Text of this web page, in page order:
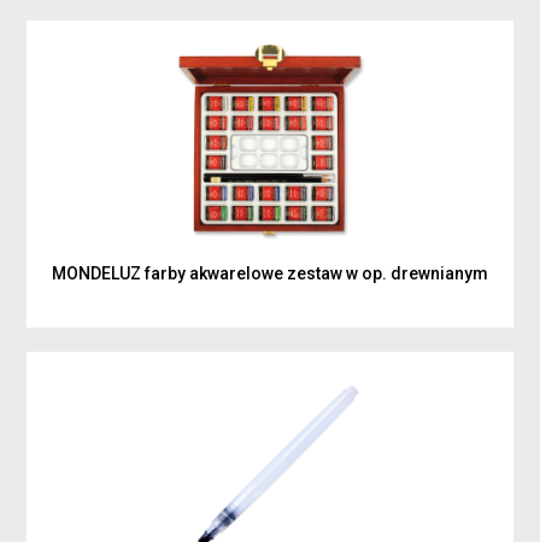
Inspiracje dla rodziców i dzieci
MONDELUZ farby akwarelowe zestaw w op. drewnianym